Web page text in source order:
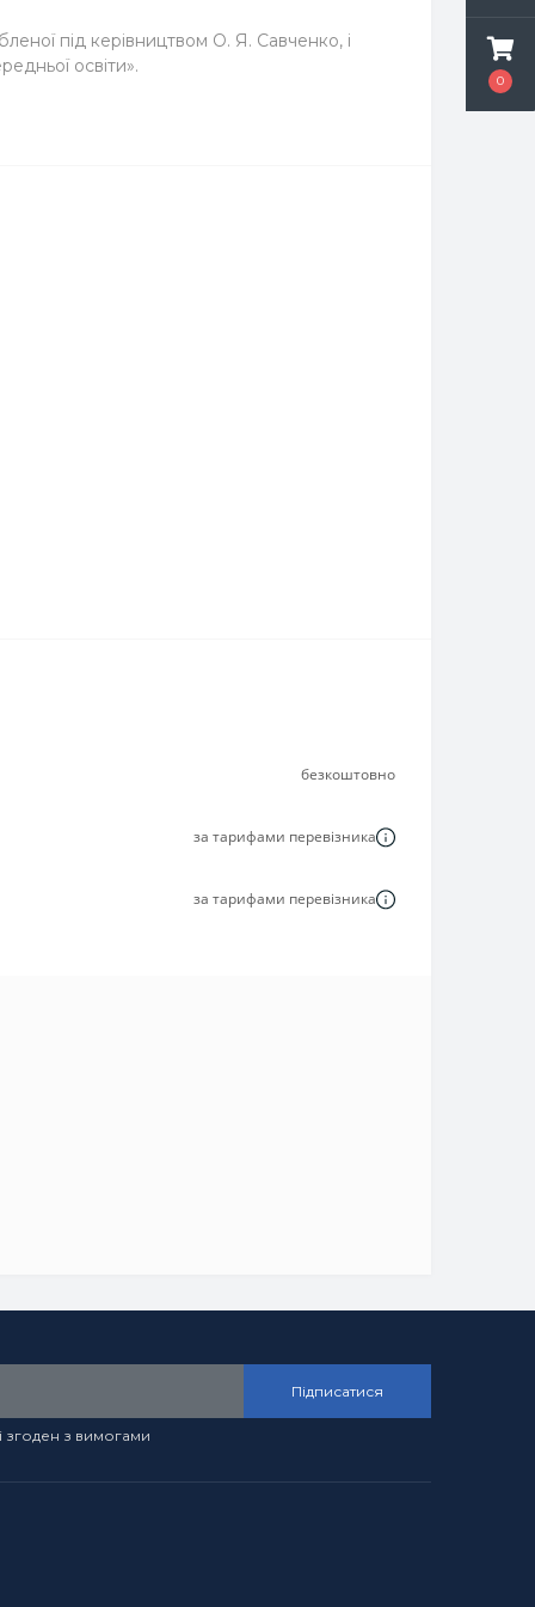
0
під керівництвом О. Я. Савченко, і
освіти».
безкоштовно
за тарифами перевізника
за тарифами перевізника
Підписатися
згоден з вимогами